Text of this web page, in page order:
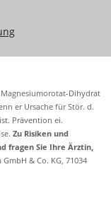
Magnesiumorotat-Dihydrat
er Ursache für Stör. d.
Prävention ei.
Zu Risiken und
fragen Sie Ihre Ärztin,
& Co. KG, 71034